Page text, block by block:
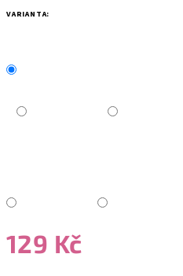
VARIANTA:
129 Kč